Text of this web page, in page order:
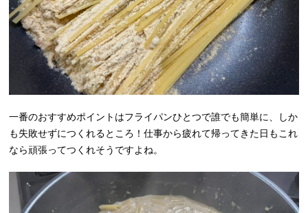
一番のおすすめポイントはフライパンひとつで誰でも簡単に、しか
も失敗せずにつくれるところ！仕事から疲れて帰ってきた日もこれ
なら頑張ってつくれそうですよね。